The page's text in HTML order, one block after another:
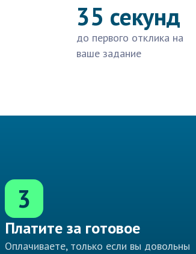
35 секунд
до первого отклика на
ваше задание
3
Платите за готовое
Оплачиваете, только если вы довольны